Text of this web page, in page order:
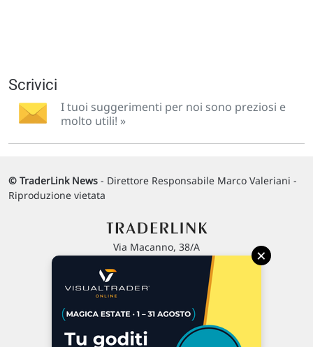
Scrivici
I tuoi suggerimenti per noi sono preziosi e
molto utili! »
© TraderLink News - Direttore Responsabile Marco Valeriani -
Riproduzione vietata
Via Macanno, 38/A
P.IVA 02 452 460 401
Chi siamo
Commenti e segnalazioni
×